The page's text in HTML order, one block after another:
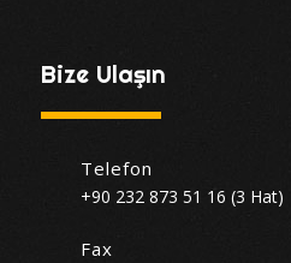
Bize Ulaşın
Telefon
+90 232 873 51 16 (3 Hat)
Fax